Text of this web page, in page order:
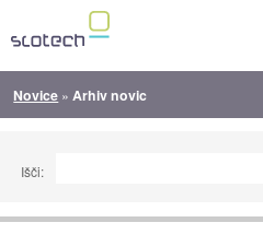
Novice » Arhiv novic
Išči: